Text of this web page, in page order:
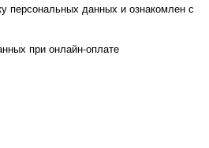
персональных данных и ознакомлен с
при онлайн-оплате